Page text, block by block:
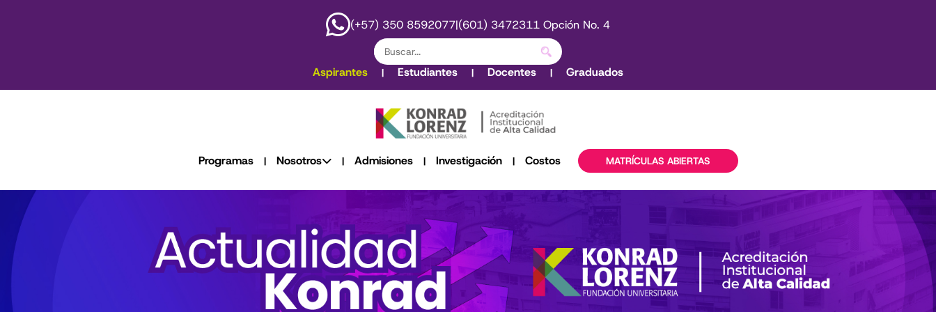
(+57) 350 8592077|(601) 3472311 Opción No. 4
Aspirantes | Estudiantes | Docentes | Graduados
Programas | Nosotros | Admisiones | Investigación | Costos MATRÍCULAS ABIERTAS